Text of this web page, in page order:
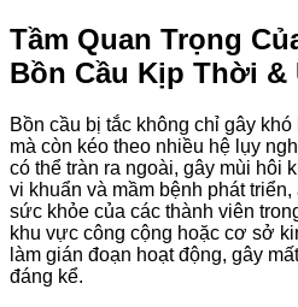
Tầm Quan Trọng
Bồn Cầu Kịp Thời &
Bồn cầu bị tắc không chỉ gây
mà còn kéo theo nhiều hệ lụy
có thể tràn ra ngoài, gây mùi hôi
vi khuẩn và mầm bệnh phát
sức khỏe của các thành viên
khu vực công cộng hoặc cơ sở
làm gián đoạn hoạt động, gây
đáng kể.